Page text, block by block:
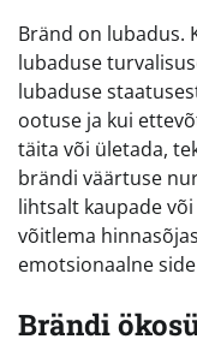
Bränd on lubadus.
lubaduse
lubaduse
ootuse ja kui
täita või ületada,
brändi väärtuse
lihtsalt kaupade
võitlema
emotsionaalne
Brändi